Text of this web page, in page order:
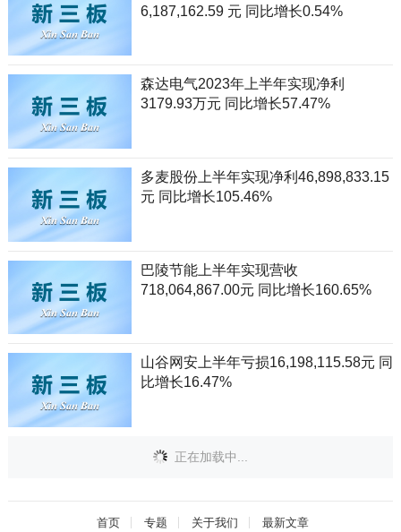
6,187,162.59 元 同比增长0.54%
森达电气2023年上半年实现净利
3179.93万元 同比增长57.47%
多麦股份上半年实现净利46,898,833.15
元 同比增长105.46%
巴陵节能上半年实现营收
718,064,867.00元 同比增长160.65%
山谷网安上半年亏损16,198,115.58元 同
比增长16.47%
正在加载中...
首页 专题 关于我们 最新文章